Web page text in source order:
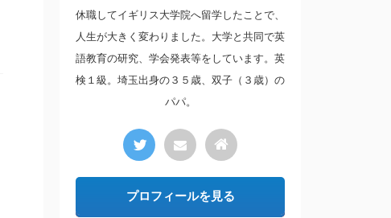
休職してイギリス大学院へ留学したことで、
人生が大きく変わりました。大学と共同で英
語教育の研究、学会発表等をしています。英
検１級。埼玉出身の３５歳、双子（３歳）の
パパ。
プロフィールを見る